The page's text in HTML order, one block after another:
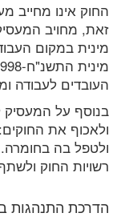
החוק אינו מחייב
זאת, מחויב
מינית במקום
העובדים לעבודה
בנוסף על
ולאכוף את
ולטפל בה
רשויות החוק
הדרכת התנהגות